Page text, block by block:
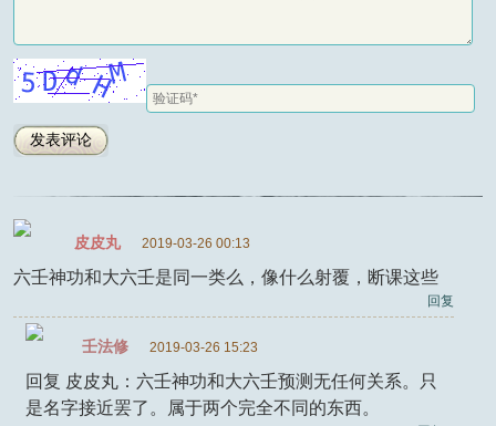
皮皮丸 2019-03-26 00:13
六壬神功和大六壬是同一类么，像什么射覆，断课这些
回复
壬法修 2019-03-26 15:23
回复 皮皮丸：六壬神功和大六壬预测无任何关系。只
是名字接近罢了。属于两个完全不同的东西。